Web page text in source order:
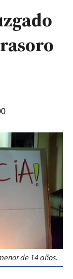
de 14 años.